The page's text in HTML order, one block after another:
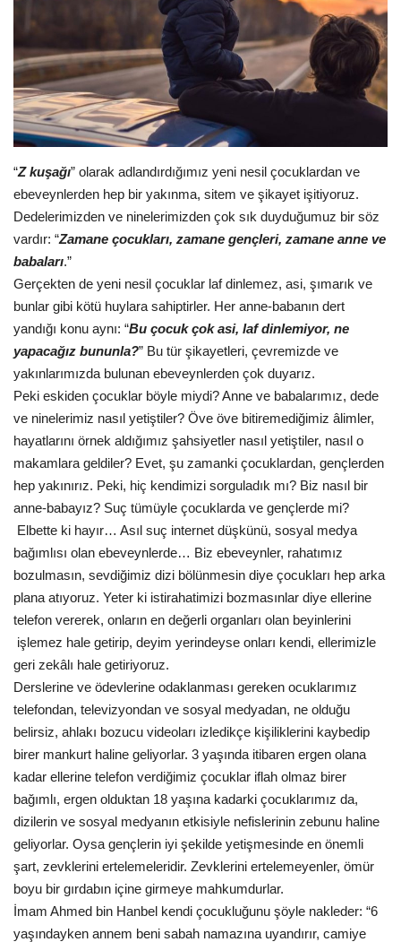
Gündem
Tekno Bilim
Ekonomi
Siyaset
Galeriler
Yaşam
Künye
Sağlık
İletişim
Kültür Sanat
“Z kuşağı” olarak adlandırdığımız yeni nesil çocuklardan ve
ebeveynlerden hep bir yakınma, sitem ve şikayet işitiyoruz.
Dedelerimizden ve ninelerimizden çok sık duyduğumuz bir söz
vardır: “Zamane çocukları, zamane gençleri, zamane anne ve
babaları.”
Gerçekten de yeni nesil çocuklar laf dinlemez, asi, şımarık ve
bunlar gibi kötü huylara sahiptirler. Her anne-babanın dert
yandığı konu aynı: “Bu çocuk çok asi, laf dinlemiyor, ne
yapacağız bununla?” Bu tür şikayetleri, çevremizde ve
yakınlarımızda bulunan ebeveynlerden çok duyarız.
Peki eskiden çocuklar böyle miydi? Anne ve babalarımız, dede
ve ninelerimiz nasıl yetiştiler? Öve öve bitiremediğimiz âlimler,
hayatlarını örnek aldığımız şahsiyetler nasıl yetiştiler, nasıl o
makamlara geldiler? Evet, şu zamanki çocuklardan, gençlerden
hep yakınırız. Peki, hiç kendimizi sorguladık mı? Biz nasıl bir
anne-babayız? Suç tümüyle çocuklarda ve gençlerde mi?
Elbette ki hayır… Asıl suç internet düşkünü, sosyal medya
bağımlısı olan ebeveynlerde… Biz ebeveynler, rahatımız
bozulmasın, sevdiğimiz dizi bölünmesin diye çocukları hep arka
plana atıyoruz. Yeter ki istirahatimizi bozmasınlar diye ellerine
telefon vererek, onların en değerli organları olan beyinlerini
işlemez hale getirip, deyim yerindeyse onları kendi, ellerimizle
geri zekâlı hale getiriyoruz.
Derslerine ve ödevlerine odaklanması gereken ocuklarımız
telefondan, televizyondan ve sosyal medyadan, ne olduğu
belirsiz, ahlakı bozucu videoları izledikçe kişiliklerini kaybedip
birer mankurt haline geliyorlar. 3 yaşında itibaren ergen olana
kadar ellerine telefon verdiğimiz çocuklar iflah olmaz birer
bağımlı, ergen olduktan 18 yaşına kadarki çocuklarımız da,
dizilerin ve sosyal medyanın etkisiyle nefislerinin zebunu haline
geliyorlar. Oysa gençlerin iyi şekilde yetişmesinde en önemli
şart, zevklerini ertelemeleridir. Zevklerini ertelemeyenler, ömür
boyu bir gırdabın içine girmeye mahkumdurlar.
İmam Ahmed bin Hanbel kendi çocukluğunu şöyle nakleder: “6
yaşındayken annem beni sabah namazına uyandırır, camiye